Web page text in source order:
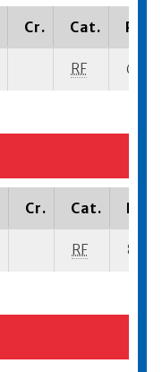
Cr. Cat.
RF 6 su-
Cr. Cat.
RF 81